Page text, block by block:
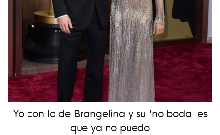
Yo con lo de Brangelina y su 'no boda' es
que ya no puedo